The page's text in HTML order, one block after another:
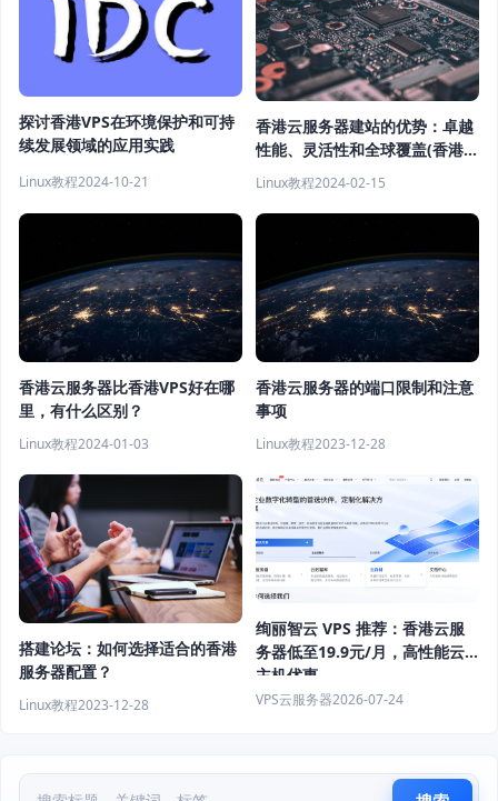
探讨香港VPS在环境保护和可持
续发展领域的应用实践
Linux教程2024-10-21
香港云服务器建站的优势：卓越
性能、灵活性和全球覆盖(香港云
服务器建站的优势有哪些呢)
Linux教程2024-02-15
香港云服务器比香港VPS好在哪
里，有什么区别？
Linux教程2024-01-03
香港云服务器的端口限制和注意
事项
Linux教程2023-12-28
搭建论坛：如何选择适合的香港
服务器配置？
Linux教程2023-12-28
绚丽智云 VPS 推荐：香港云服
务器低至19.9元/月，高性能云
主机优惠
VPS云服务器2026-07-24